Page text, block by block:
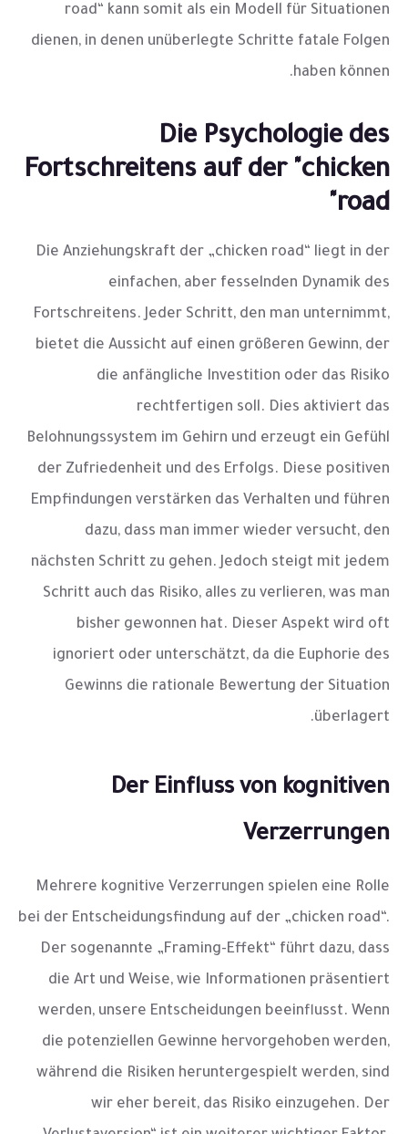
road“ kann somit als ein Modell für Situationen
dienen, in denen unüberlegte Schritte fatale Folgen
haben können.
Die Psychologie des
Fortschreitens auf der "chicken
road"
Die Anziehungskraft der „chicken road“ liegt in der
einfachen, aber fesselnden Dynamik des
Fortschreitens. Jeder Schritt, den man unternimmt,
bietet die Aussicht auf einen größeren Gewinn, der
die anfängliche Investition oder das Risiko
rechtfertigen soll. Dies aktiviert das
Belohnungssystem im Gehirn und erzeugt ein Gefühl
der Zufriedenheit und des Erfolgs. Diese positiven
Empfindungen verstärken das Verhalten und führen
dazu, dass man immer wieder versucht, den
nächsten Schritt zu gehen. Jedoch steigt mit jedem
Schritt auch das Risiko, alles zu verlieren, was man
bisher gewonnen hat. Dieser Aspekt wird oft
ignoriert oder unterschätzt, da die Euphorie des
Gewinns die rationale Bewertung der Situation
überlagert.
Der Einfluss von kognitiven
Verzerrungen
Mehrere kognitive Verzerrungen spielen eine Rolle
bei der Entscheidungsfindung auf der „chicken road“.
Der sogenannte „Framing-Effekt“ führt dazu, dass
die Art und Weise, wie Informationen präsentiert
werden, unsere Entscheidungen beeinflusst. Wenn
die potenziellen Gewinne hervorgehoben werden,
während die Risiken heruntergespielt werden, sind
wir eher bereit, das Risiko einzugehen. Der